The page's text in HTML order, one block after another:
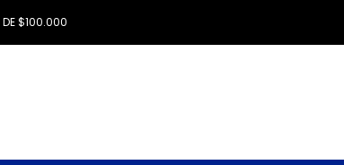
DE $100.000